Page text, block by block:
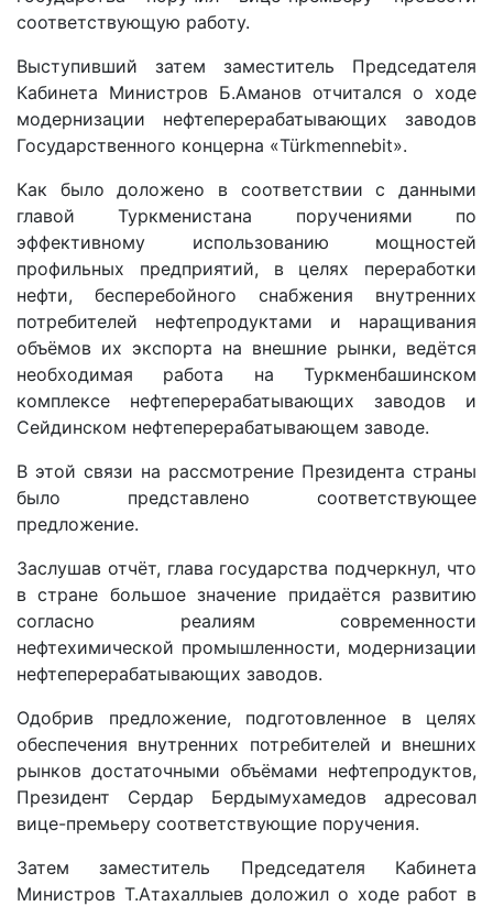
соответствующую работу.
Выступивший затем заместитель Председателя
Кабинета Министров Б.Аманов отчитался о ходе
модернизации нефтеперерабатывающих заводов
Государственного концерна «Türkmennebit».
Как было доложено в соответствии с данными
главой Туркменистана поручениями по
эффективному использованию мощностей
профильных предприятий, в целях переработки
нефти, бесперебойного снабжения внутренних
потребителей нефтепродуктами и наращивания
объёмов их экспорта на внешние рынки, ведётся
необходимая работа на Турк­менбашинском
комплексе нефтеперерабатывающих заводов и
Сейдинском нефтеперерабатывающем заводе.
В этой связи на рассмотрение Президента страны
было представлено соответствующее
предложение.
Заслушав отчёт, глава государства подчеркнул, что
в стране большое значение придаётся развитию
согласно реалиям современности
нефтехимической промышленности, модернизации
нефтеперерабатывающих заводов.
Одобрив предложение, подготовленное в целях
обес­печения внутренних потребителей и внешних
рынков достаточными объёмами нефтепродуктов,
Президент Сердар Бердымухамедов адресовал
вице-премьеру соответствующие поручения.
Затем заместитель Председателя Кабинета
Министров Т.Атахаллыев доложил о ходе работ в